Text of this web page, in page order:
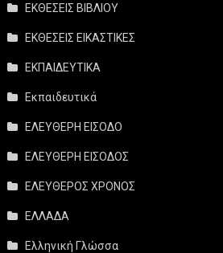
ΕΚΘΕΣΕΙΣ ΒΙΒΛΙΟΥ
ΕΚΘΕΣΕΙΣ ΕΙΚΑΣΤΙΚΕΣ
ΕΚΠΑΙΔΕΥΤΙΚΑ
Εκπαιδευτικά
ΕΛΕΥΘΕΡΗ ΕΙΣΟΔΟ
ΕΛΕΥΘΕΡΗ ΕΙΣΟΔΟΣ
ΕΛΕΥΘΕΡΟΣ ΧΡΟΝΟΣ
ΕΛΛΑΔΑ
Ελληνική Γλώσσα